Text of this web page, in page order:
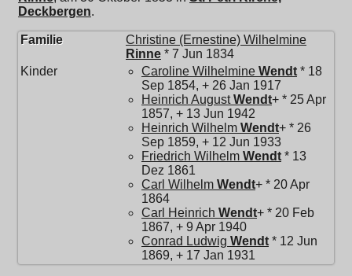
Deckbergen.
Familie
Christine (Ernestine) Wilhelmine
Rinne * 7 Jun 1834
Kinder
Caroline Wilhelmine Wendt * 18
Sep 1854, + 26 Jan 1917
Heinrich August Wendt+ * 25 Apr
1857, + 13 Jun 1942
Heinrich Wilhelm Wendt+ * 26
Sep 1859, + 12 Jun 1933
Friedrich Wilhelm Wendt * 13
Dez 1861
Carl Wilhelm Wendt+ * 20 Apr
1864
Carl Heinrich Wendt+ * 20 Feb
1867, + 9 Apr 1940
Conrad Ludwig Wendt * 12 Jun
1869, + 17 Jan 1931